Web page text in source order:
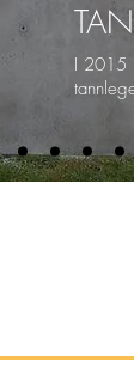
I 2015